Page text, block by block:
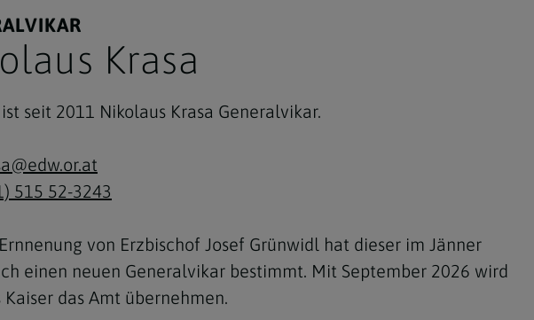
Stephan Schoenlaub / Nikolaus Krasa
Krasa
seit 2011 Nikolaus Krasa Generalvikar.
515 52-3243
von Erzbischof Josef Grünwidl hat dieser im Jänner
einen neuen Generalvikar bestimmt. Mit September 2026 wird
Kaiser das Amt übernehmen.